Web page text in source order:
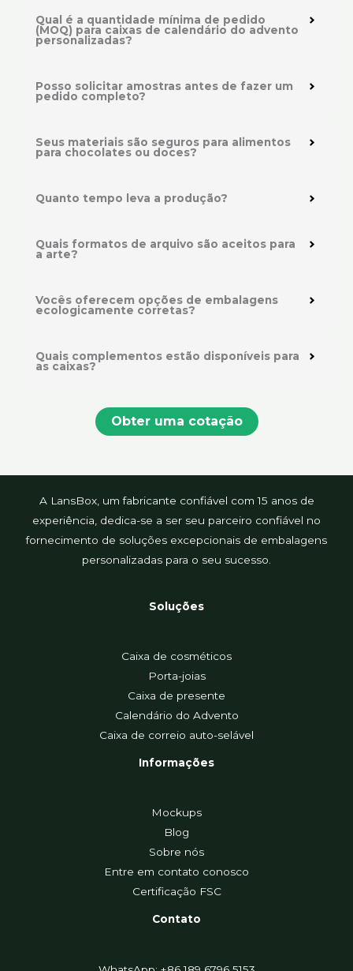
Qual é a quantidade mínima de pedido
(MOQ) para caixas de calendário do advento
personalizadas?
Posso solicitar amostras antes de fazer um
pedido completo?
Seus materiais são seguros para alimentos
para chocolates ou doces?
Quanto tempo leva a produção?
Quais formatos de arquivo são aceitos para
a arte?
Vocês oferecem opções de embalagens
ecologicamente corretas?
Quais complementos estão disponíveis para
as caixas?
Obter uma cotação
A LansBox, um fabricante confiável com 15 anos de
experiência, dedica-se a ser seu parceiro confiável no
fornecimento de soluções excepcionais de embalagens
personalizadas para o seu sucesso.
Soluções
Caixa de cosméticos
Porta-joias
Caixa de presente
Calendário do Advento
Caixa de correio auto-selável
Informações
Mockups
Blog
Sobre nós
Entre em contato conosco
Certificação FSC
Contato